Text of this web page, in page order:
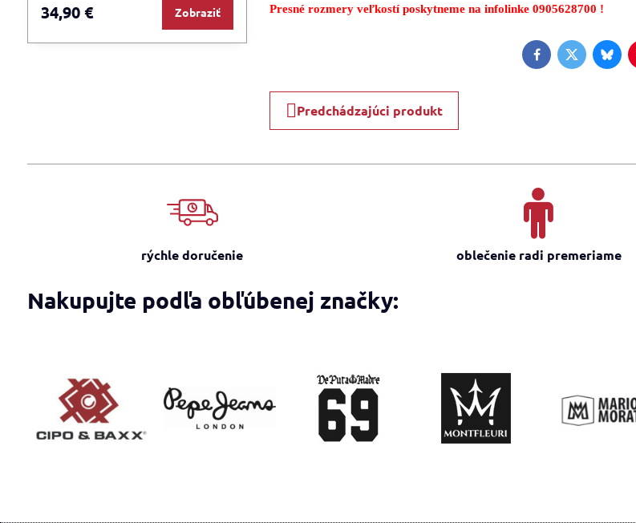
Presné rozmery veľkostí poskytneme na infolinke 0905628700 !
FacebookTwitter
Predchádzajúci produkt
34,90 € Zobraziť
rýchle doručenie oblečenie radi premeriame
Nakupujte podľa obľúbenej značky: